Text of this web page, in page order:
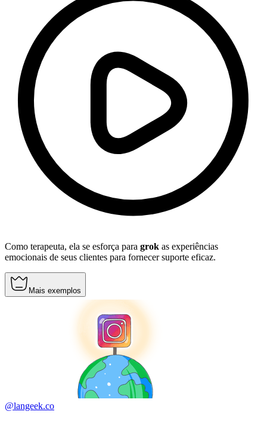
Como terapeuta, ela se esforça para grok as experiências
emocionais de seus clientes para fornecer suporte eficaz.
Mais exemplos
@langeek.co